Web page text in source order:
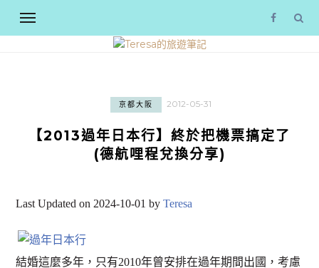
京都大阪 2012-05-31
【2013過年日本行】終於把機票搞定了
(德航哩程兌換分享)
Last Updated on 2024-10-01 byTeresa
結婚這麼多年，只有2010年曾安排在過年期間出國，考慮